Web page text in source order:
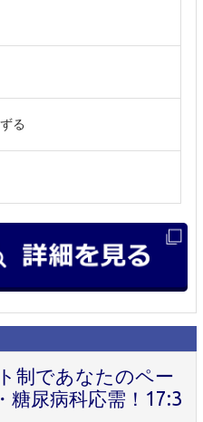
る
制であなたのペー
尿病科応需！17:3